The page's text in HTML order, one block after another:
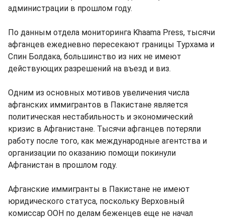
администрации в прошлом году.
По данным отдела мониторинга Khaama Press, тысячи
афганцев ежедневно пересекают границы Турхама и
Спин Болдака, большинство из них не имеют
действующих разрешений на въезд и виз.
Одним из основных мотивов увеличения числа
афганских иммигрантов в Пакистане является
политическая нестабильность и экономический
кризис в Афганистане. Тысячи афганцев потеряли
работу после того, как международные агентства и
организации по оказанию помощи покинули
Афганистан в прошлом году.
Афганские иммигранты в Пакистане не имеют
юридического статуса, поскольку Верховный
комиссар ООН по делам беженцев еще не начал